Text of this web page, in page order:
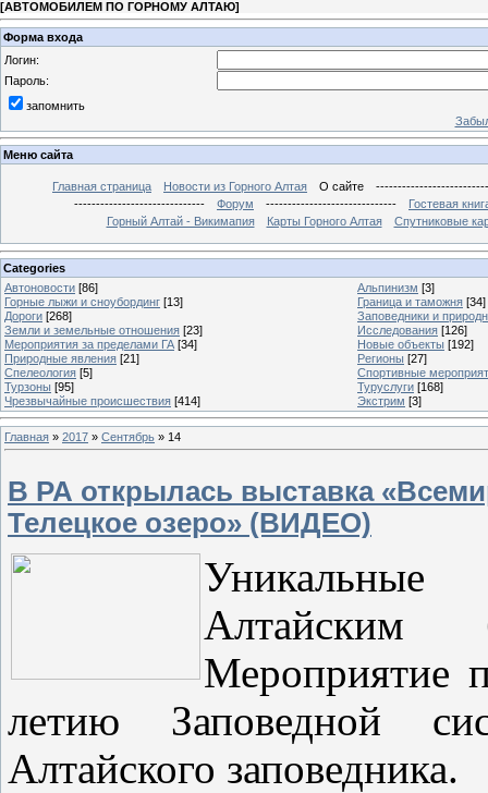
[АВТОМОБИЛЕМ ПО ГОРНОМУ АЛТАЮ]
Форма входа
Логин:
Пароль:
запомнить
Меню сайта
Главная страница Новости из Горного Алтая О сайте
------------------------------
Форум ------------------------------
Гостевая
Горный Алтай - Викимапия
Карты Горного Алтая Спутниковые
Categories
Автоновости [86] Альпинизм [3]
Горные лыжи и сноубординг [13] Граница и таможня [34]
Дороги [268]
Заповедники и
Земли и земельные отношения [23] Исследования [126]
Мероприятия за пределами ГА [34] Новые объекты [192]
Природные явления [21] Регионы [27]
Спелеология [5]
Спортивные
Турзоны [95] Туруслуги [168]
Чрезвычайные происшествия [414] Экстрим [3]
Главная » 2017 » Сентябрь » 14
В РА открылась выставка
Телецкое озеро» (ВИДЕО)
Уникальные
Алтайским
Мероприятие
летию Заповедной
Алтайского заповедника.